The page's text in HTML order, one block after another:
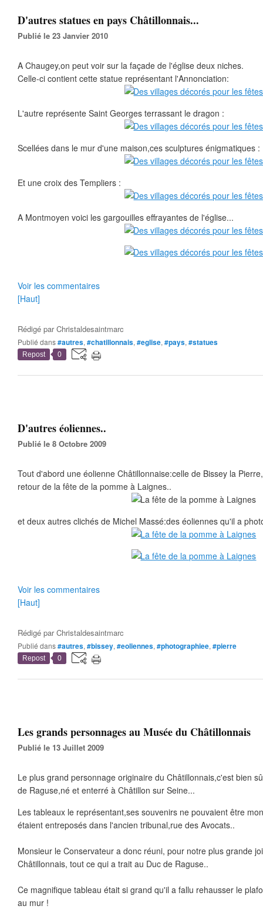
D'autres statues en pays Châtillonnais...
Publié le 23 Janvier 2010
A Chaugey,on peut voir sur la façade de l'église deux niches.
Celle-ci contient cette statue représentant l'Annonciation:
L'autre représente Saint Georges terrassant le dragon :
Scellées dans le mur d'une maison,ces sculptures énigmatiques :
Et une croix des Templiers :
A Montmoyen voici les gargouilles effrayantes de l'église...
Voir les commentaires
[Haut]
Rédigé parChristaldesaintmarc
Publié dans#autres, #chatillonnais, #eglise, #pays, #statues
Repost 0
D'autres éoliennes..
Publié le 8 Octobre 2009
Tout d'abord une éolienne Châtillonnaise:celle de Bissey la
retour de la fête de la pomme à Laignes..
et deux autres clichés de Michel Massé:des éoliennes qu'il a
Voir les commentaires
[Haut]
Rédigé parChristaldesaintmarc
Publié dans#autres, #bissey, #eoliennes, #photographiee, #pierre
Repost 0
Les grands personnages au Musée du Châtillonnais
Publié le 13 Juillet 2009
Le plus grand personnage originaire du Châtillonnais,c'est bien
de Raguse,né et enterré à Châtillon sur Seine...
Les tableaux le représentant,ses souvenirs ne pouvaient être
étaient entreposés dans l'ancien tribunal,rue des Avocats..
Monsieur le Conservateur a donc réuni, pour notre plus grande
Châtillonnais, tout ce qui a trait au Duc de Raguse..
Ce magnifique tableau était si grand qu'il a fallu rehausser le
au mur !